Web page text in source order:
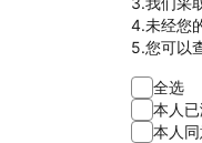
4.未经您
5.您可以
全选
本人
本人